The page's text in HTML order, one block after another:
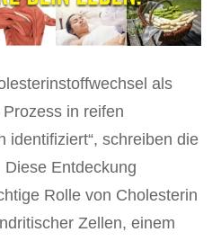
als
in reifen
identifiziert“, schreiben die
Entdeckung
Rolle von Cholesterin
Zellen, einem